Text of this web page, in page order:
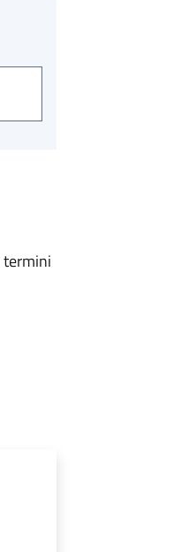
termini